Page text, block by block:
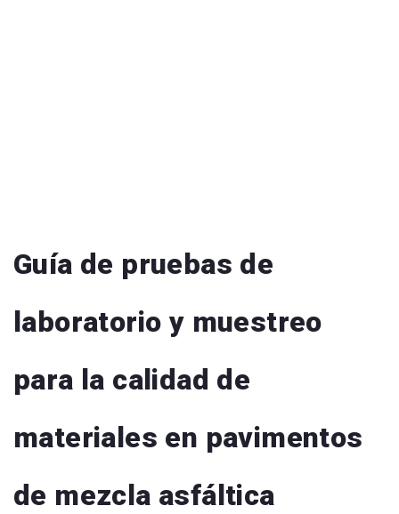
Guía de pruebas de
laboratorio y muestreo
para la calidad de
materiales en pavimentos
de mezcla asfáltica